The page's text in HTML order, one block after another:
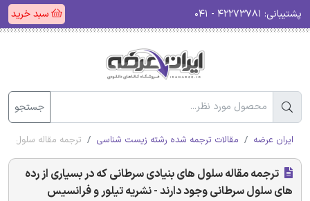
پشتیبانی: سبد خرید
جستجو
ایران عرضه مقالات ترجمه شده رشته زیست شناسی ترجمه مقاله سلول
ترجمه مقاله سلول های بنیادی سرطانی که در بسیاری از رده
های سلول سرطانی وجود دارند - نشریه تیلور و فرانسیس